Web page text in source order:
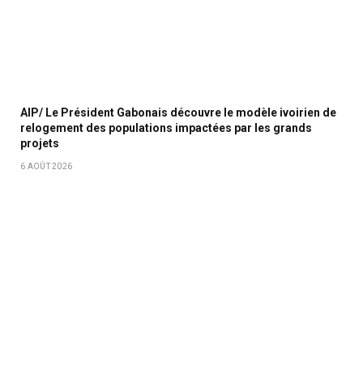
AIP/ Le Président Gabonais découvre le modèle ivoirien de
relogement des populations impactées par les grands
projets
6 AOÛT 2026